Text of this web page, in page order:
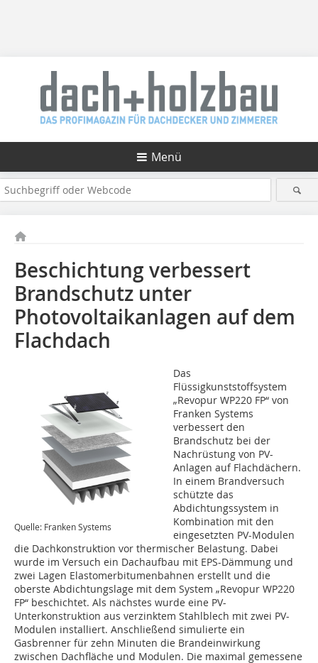
Menü
Beschichtung verbessert
Brandschutz unter
Photovoltaikanlagen auf dem
Flachdach
Quelle: Franken Systems
Das
Flüssigkunststoffsystem
„Revopur WP220 FP“ von
Franken Systems
verbessert den
Brandschutz bei der
Nachrüstung von PV-
Anlagen auf Flachdächern.
In einem Brandversuch
schützte das
Abdichtungssystem in
Kombination mit den
eingesetzten PV-Modulen
die Dachkonstruktion vor thermischer Belastung. Dabei
wurde im Versuch ein Dachaufbau mit EPS-Dämmung und
zwei Lagen Elastomerbitumenbahnen erstellt und die
oberste Abdichtungslage mit dem System „Revopur WP220
FP“ beschichtet. Als nächstes wurde eine PV-
Unterkonstruktion aus verzinktem Stahlblech mit zwei PV-
Modulen installiert. Anschließend simulierte ein
Gasbrenner für zehn Minuten die Brandeinwirkung
zwischen Dachfläche und Modulen. Die maximal gemessene